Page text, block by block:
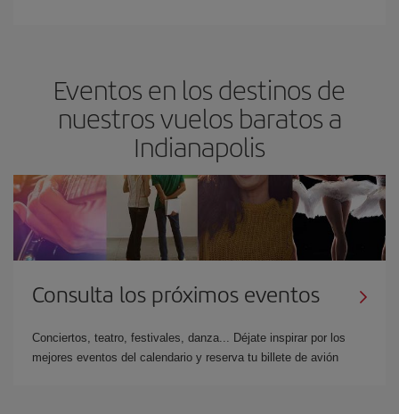
Eventos en los destinos de
nuestros vuelos baratos a
Indianapolis
Consulta los próximos eventos
Conciertos, teatro, festivales, danza... Déjate inspirar por los
mejores eventos del calendario y reserva tu billete de avión